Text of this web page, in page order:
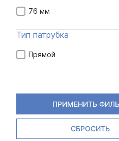
76 мм
Тип патрубка
Прямой
ПРИМЕНИТЬ
СБРОСИТЬ